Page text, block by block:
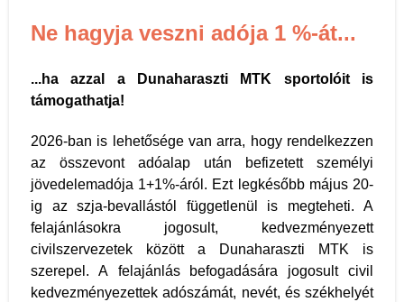
Ne hagyja veszni adója 1 %-át...
...ha azzal a Dunaharaszti MTK sportolóit is
támogathatja!
2026-ban is lehetősége van arra, hogy rendelkezzen
az összevont adóalap után befizetett személyi
jövedelemadója 1+1%-áról. Ezt legkésőbb május 20-
ig az szja-bevallástól függetlenül is megteheti. A
felajánlásokra jogosult, kedvezményezett
civilszervezetek között a Dunaharaszti MTK is
szerepel. A felajánlás befogadására jogosult civil
kedvezményezettek adószámát, nevét, és székhelyét